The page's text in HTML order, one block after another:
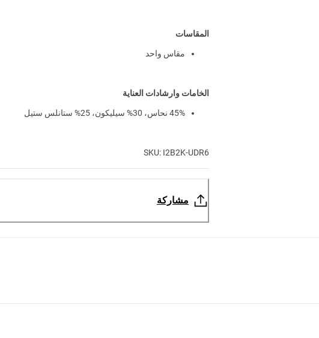
المقاسات
مقاس واحد
الخامات وارشادات العناية
45% نحاس، 30% سيليكون، 25% ستانلس ستيل
SKU: I2B2K-UDR6
مشاركة